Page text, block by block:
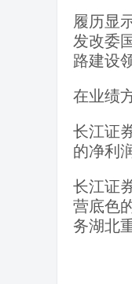
履历显
发改委
路建设
在业绩
长江证
的净利
长江证
营底色
务湖北